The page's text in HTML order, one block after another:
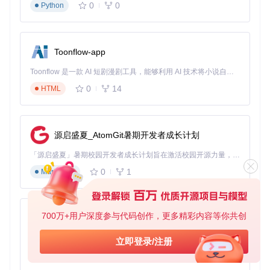
700万+用户深度参与代码创作，更多精彩内容等你共创
立即登录/注册
重要提示：使用前请签署项目贡献者协议，确保符合开源
许可要求
模块六：社区发展
项目采用"贡献-审核-分发"的社区治理模式，目前已形成2000
+活跃贡献者网络。未来发展规划包括：
建立密钥有效性自动检测系统
开发API调用监控仪表盘
构建多语言技术文档库
推出基于区块链的贡献激励机制
社区通过GitHub Discussions进行技术交流，每月发布资源更
新报告，确保项目的可持续发展。技术民主化的本质在于打破
资源垄断，该项目正通过集体智慧让AI技术真正成为普惠性工
下载源代码
Python 0 0
Toonflow-app
Toonflow 是一款 AI 短剧漫剧工具，能够利用 AI 技术将小说自动转化为剧本，并结合 AI 生成的图片和视频，实现高效的短剧创作。借助 Toonflow，可以轻松完成从文字到影像的全流程，让短剧制作变得更加智能与便捷。
HTML
0 14
源启盛夏_AtomGit暑期开发者成长计划
「源启盛夏」暑期校园开发者成长计划旨在激活校园开源力量，通过积分激励、认证扶持、资源倾斜等形式，引导高校组织和开发者完成「入驻 — 建项目 — 做贡献 — 获认证 — 得资源」的完整闭环。无论你是想带领社团入驻平台的组织者，还是希望用代码贡献证明自己的开发者，都能在这里找到属于你的成长路径。
Markdown
0 1
AionUi
免费、本地、开源的 24/7 全天候 Cowork 应用，以及适用于 Gemini CLI、Claude Code、Codex、OpenCode、Qwen Code、Goose CLI、Auggie 等的 OpenClaw | 🌟 喜欢就点star吧
TypeScript
0 6